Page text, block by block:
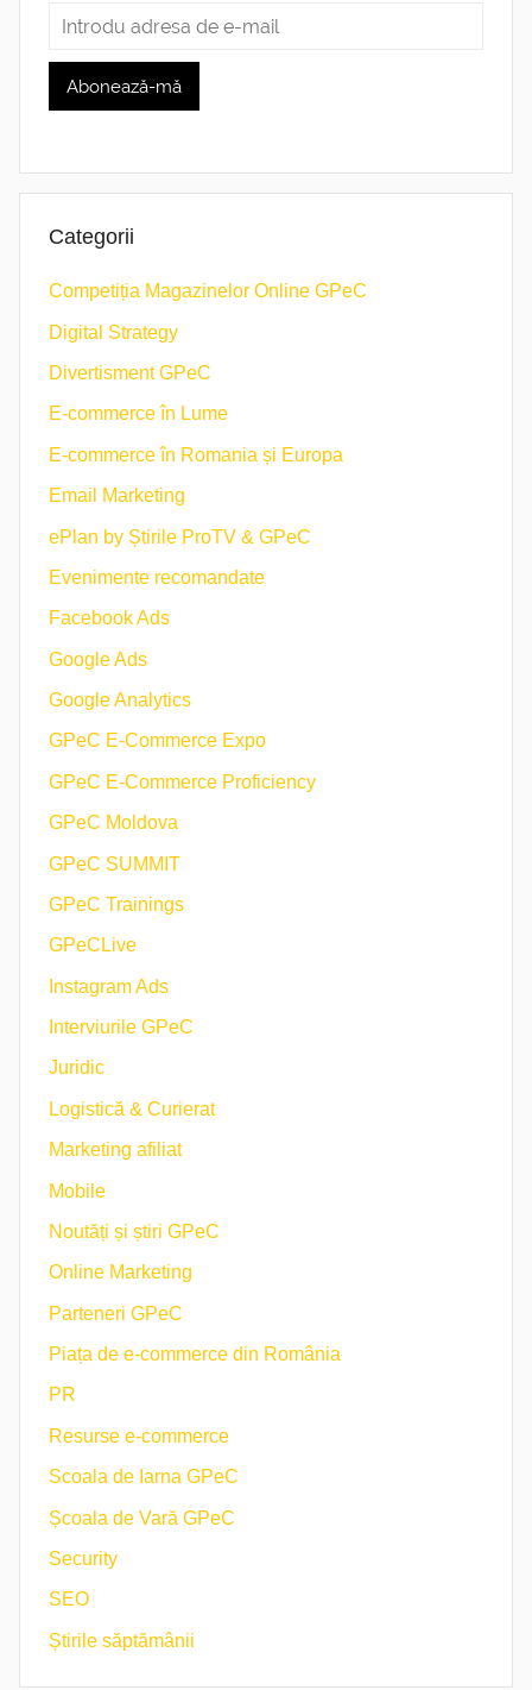
Categorii
Competiția Magazinelor Online GPeC
Digital Strategy
Divertisment GPeC
E-commerce în Lume
E-commerce în Romania și Europa
Email Marketing
ePlan by Știrile ProTV & GPeC
Evenimente recomandate
Facebook Ads
Google Ads
Google Analytics
GPeC E-Commerce Expo
GPeC E-Commerce Proficiency
GPeC Moldova
GPeC SUMMIT
GPeC Trainings
GPeCLive
Instagram Ads
Interviurile GPeC
Juridic
Logistică & Curierat
Marketing afiliat
Mobile
Noutăți și știri GPeC
Online Marketing
Parteneri GPeC
Piața de e-commerce din România
PR
Resurse e-commerce
Scoala de Iarna GPeC
Școala de Vară GPeC
Security
SEO
Știrile săptămânii